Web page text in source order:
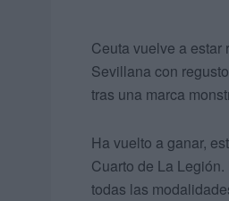
Ceuta vuelve a estar
Sevillana con
tras una marca
Ha vuelto a ganar,
Cuarto de La
todas las